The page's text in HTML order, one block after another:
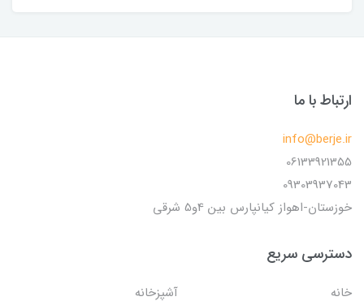
ارتباط با ما
info@berje.ir
06133921355
09303937043
خوزستان-اهواز کیانپارس بین 4و5 شرقی
دسترسی سریع
خانه آشپزخانه